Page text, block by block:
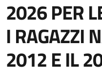
2026 PER
I RAGAZZI
2012 E IL